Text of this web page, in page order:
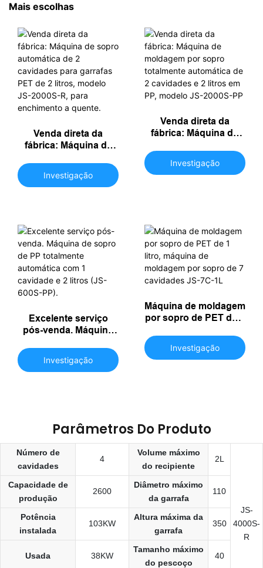
Mais escolhas
Venda direta da
fábrica: Máquina de
garrafas PET de 2
Investigação
Venda direta da
fábrica: Máquina de
totalmente automática
de 2 cavidades e 2
Investigação
Excelente serviço
pós-venda. Máquina
totalmente automática
com 1 cavidade e 2
Investigação
Máquina de moldagem
por sopro de PET de 1
moldagem por sopro
de 7 cavidades JS-7C-
Investigação
Parâmetros Do Produto
Número de
cavidades
4
Volume máximo
do recipiente
2L
JS-
4000S-
R
Capacidade de
produção
2600
Diâmetro máximo
da garrafa
110
Potência
instalada
103KW
Altura máxima da
garrafa
350
Usada 38KW
Tamanho máximo
do pescoço
40